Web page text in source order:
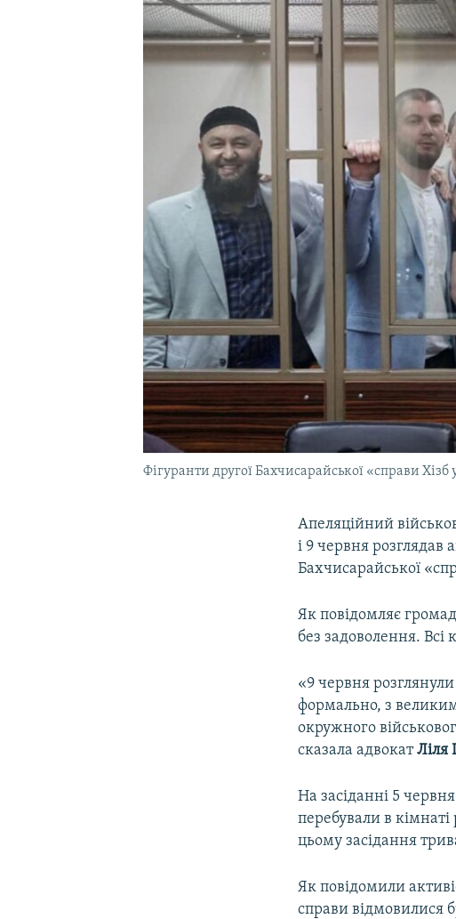
УКРАЇНСЬКА ПРОБЛЕМА КРИМУ
Фігуранти другої Бахчисарайської «справи Хізб
Апеляційний
і 9 червня розглядав
Бахчисарайської
Як повідомляє
без задоволення.
«9 червня
формально, з
окружного
сказала адвокатЛіля
На засіданні 5
перебували в
цьому засідання
Як повідомили
справи відмовилися